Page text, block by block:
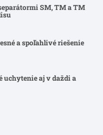
SM, TM a TM
a spoľahlivé riešenie
uchytenie aj v daždi a